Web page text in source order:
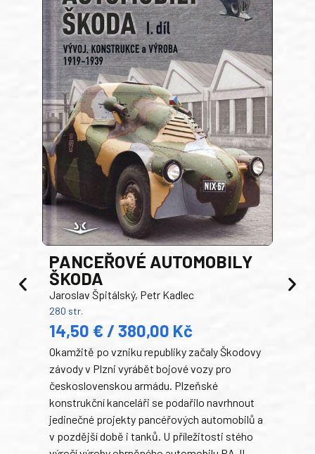
PANCEŘOVÉ AUTOMOBILY
ŠKODA
Jaroslav Špitálský, Petr Kadlec
280 str.
14,50 € / 380,00 Kč
Okamžitě po vzniku republiky začaly Škodovy
závody v Plzni vyrábět bojové vozy pro
československou armádu. Plzeňské
konstrukční kanceláři se podařilo navrhnout
jedinečné projekty pancéřových automobilů a
v pozdější době i tanků. U příležitosti stého